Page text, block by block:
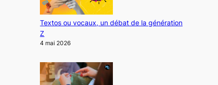
Textos ou vocaux, un débat de la génération
Z
4 mai 2026